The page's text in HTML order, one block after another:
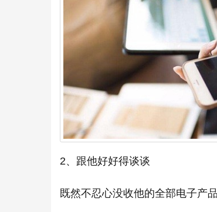
2、跟他好好得谈谈
既然不忍心没收他的全部电子产